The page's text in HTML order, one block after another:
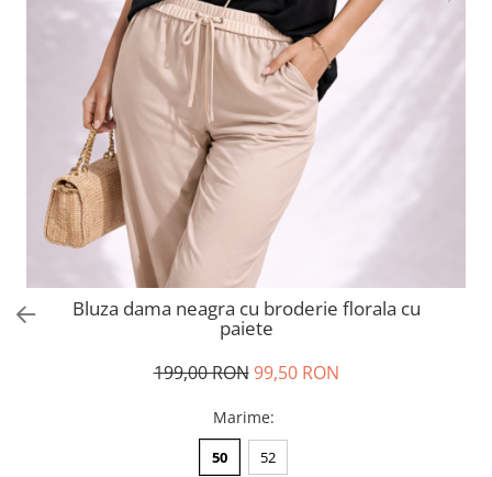
Tricouri si topuri
Rochii de eveniment
Bluza dama neagra cu broderie florala cu
paiete
199,00 RON 99,50 RON
Marime:
50 52